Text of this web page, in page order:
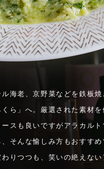
海老、京野菜などを鉄板焼
ら」へ。厳選された素材を
スも良いですがアラカルト
そんな愉しみ方もおすすめ
りつつも、笑いの絶えな